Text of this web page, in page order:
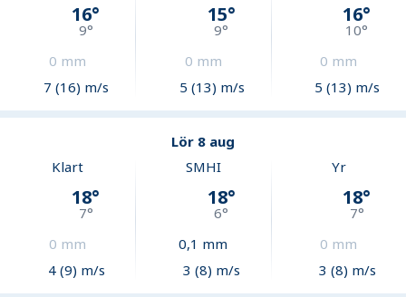
16°
9°
0 mm
7 (16) m/s
15°
9°
0 mm
5 (13) m/s
16°
10°
0 mm
5 (13) m/s
Lör 8 aug
Klart
18°
7°
0 mm
4 (9) m/s
SMHI
18°
6°
0,1 mm
3 (8) m/s
Yr
18°
7°
0 mm
3 (8) m/s